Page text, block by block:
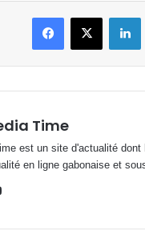
FacebookX
Time
est un site d'actualité
en ligne gabonaise et